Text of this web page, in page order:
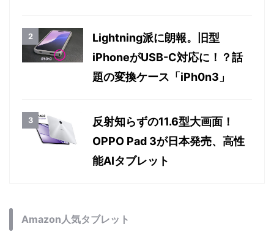
Lightning派に朗報。旧型
iPhoneがUSB-C対応に！？話
題の変換ケース「iPh0n3」
反射知らずの11.6型大画面！
OPPO Pad 3が日本発売、高性
能AIタブレット
Amazon人気タブレット